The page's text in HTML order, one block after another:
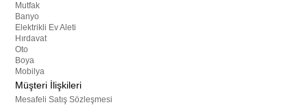
Mutfak
Banyo
Elektrikli Ev Aleti
Hırdavat
Oto
Boya
Mobilya
Müşteri İlişkileri
Mesafeli Satış Sözleşmesi